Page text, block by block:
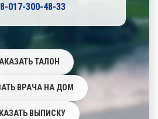
ТАЛОН
ВРАЧА НА ДОМ
ВЫПИСКУ
8-017-300-48-33